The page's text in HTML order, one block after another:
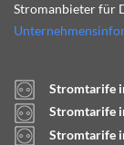
Stromanbieter für
Stromtarife
Stromtarife
Stromtarife